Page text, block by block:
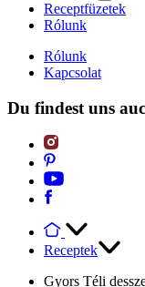
Receptfüzetek
Rólunk
Rólunk
Kapcsolat
Du findest uns
Receptek
Gyors Téli